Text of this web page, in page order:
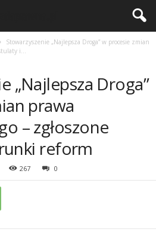
Stowarzyszenie „Najlepsza Droga” w procesie zmian
i...
„Najlepsza Droga”
prawa
– zgłoszone
reform
267 0